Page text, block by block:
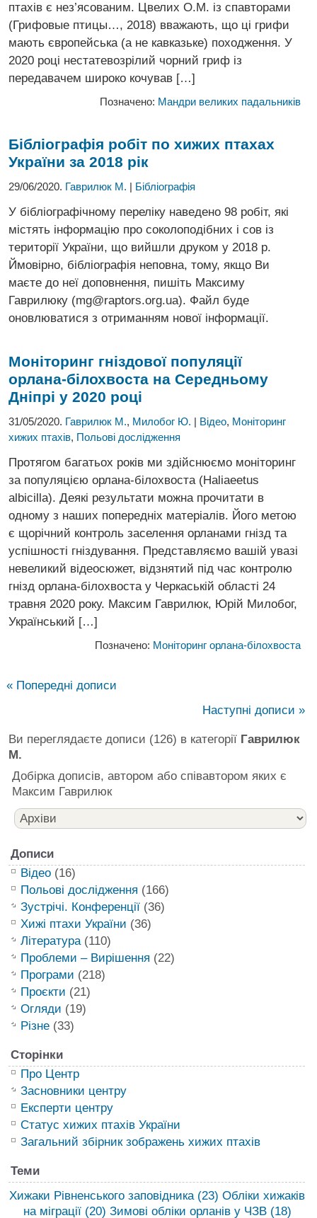
птахів є нез’ясованим. Цвелих О.М. із спавторами
(Грифовые птицы…, 2018) вважають, що ці грифи
мають європейська (а не кавказьке) походження. У
2020 році нестатевозрілий чорний гриф із
передавачем широко кочував […]
Позначено: Мандри великих падальників
Бібліографія робіт по хижих птахах
України за 2018 рік
29/06/2020. Гаврилюк М. | Бібліографія
У бібліографічному переліку наведено 98 робіт, які
містять інформацію про соколоподібних і сов із
території України, що вийшли друком у 2018 р.
Ймовірно, бібліографія неповна, тому, якщо Ви
маєте до неї доповнення, пишіть Максиму
Гаврилюку (mg@raptors.org.ua). Файл буде
оновлюватися з отриманням нової інформації.
Моніторинг гніздової популяції
орлана-білохвоста на Середньому
Дніпрі у 2020 році
31/05/2020. Гаврилюк М., Милобог Ю. | Відео, Моніторинг
хижих птахів, Польові дослідження
Протягом багатьох років ми здійснюємо моніторинг
за популяцією орлана-білохвоста (Haliaeetus
albicilla). Деякі результати можна прочитати в
одному з наших попередніх матеріалів. Його метою
є щорічний контроль заселення орланами гнізд та
успішності гніздування. Представляємо вашій увазі
невеликий відеосюжет, відзнятий під час контролю
гнізд орлана-білохвоста у Черкаській області 24
травня 2020 року. Максим Гаврилюк, Юрій Милобог,
Український […]
Позначено: Моніторинг орлана-білохвоста
« Попередні дописи
Наступні дописи »
Ви переглядаєте дописи (126) в категорії Гаврилюк
М.
Добірка дописів, автором або співавтором яких є
Максим Гаврилюк
Дописи
Відео(16)
Польові дослідження (166)
Зустрічі. Конференції(36)
Хижі птахи України (36)
Література(110)
Проблеми – Вирішення (22)
Програми (218)
Проєкти (21)
Огляди (19)
Різне(33)
Сторінки
Про Центр
Засновники центру
Експерти центру
Статус хижих птахів України
Загальний збірник зображень хижих птахів
Теми
Хижаки Рівненського заповідника(23) Обліки хижаків
на міграції(20) Зимові обліки орланів у ЧЗВ(18)